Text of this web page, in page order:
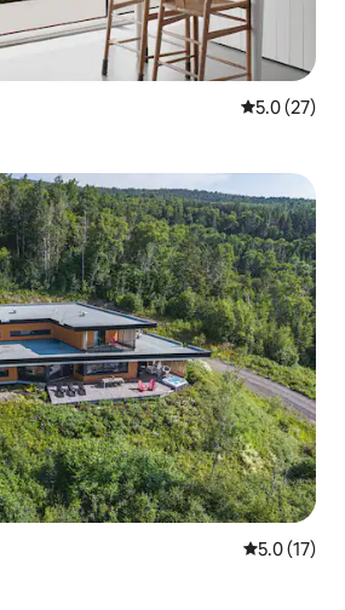
คะแนนเฉลี่ย
5.0 (27)
คะแนนเฉลี่ย
5.0 (17)